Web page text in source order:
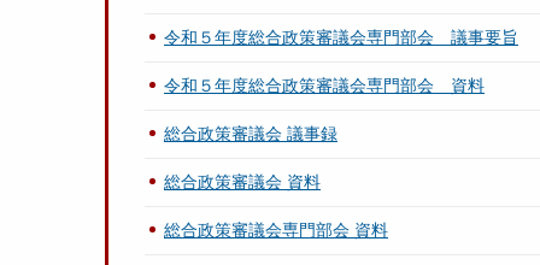
令和５年度総合政策審議会専門部会 議事要旨
令和５年度総合政策審議会専門部会 資料
総合政策審議会 議事録
総合政策審議会 資料
総合政策審議会専門部会 資料